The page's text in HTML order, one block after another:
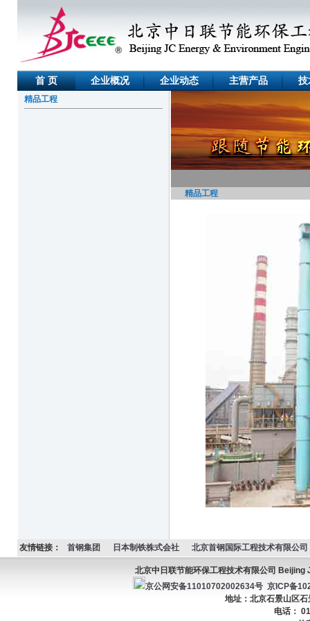
首 页 企业概况 企业动态 主营产品 技
精品工程
精品工程
友情链接： 首钢集团 日本制铁株式会社 北京首钢国际工程技术有限公司
北京中日联节能环保工程技术有限公司
京公网安备11010702002634号 京ICP备
地址：北京石景山区
电话：